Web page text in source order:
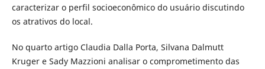
caracterizar o perfil socioeconômico do usuário discutindo
os atrativos do local.
No quarto artigo Claudia Dalla Porta, Silvana Dalmutt
Kruger e Sady Mazzioni analisar o comprometimento das